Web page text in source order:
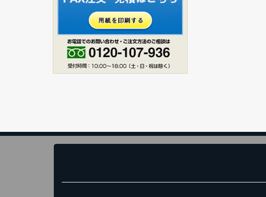
お買い物を続ける